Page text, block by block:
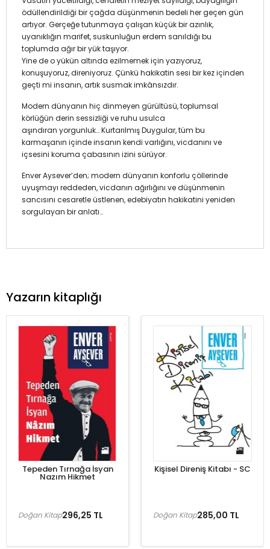
ödüllendirildiği bir çağda düşünmenin bedeli her geçen gün
artıyor. Gerçeğe tutunmaya çalışan küçük bir azınlık,
uyanıklığın marifet, suskunluğun erdem sanıldığı bu
toplumda ağır bir yük taşıyor.
Yine de o yükün altında ezilmemek için yazıyoruz,
konuşuyoruz, direniyoruz. Çünkü hakikatin sesi bir kez içinden
geçti mi insanın, artık susmak imkânsızdır.
Modern dünyanın hiç dinmeyen gürültüsü, toplumsal
körlüğün derin sessizliği ve ruhu usulca
aşındıran yorgunluk… Kurtarılmış Duygular, tüm bu
karmaşanın içinde insanın kendi varlığını, vicdanını ve
içsesini koruma çabasının izini sürüyor.
Enver Aysever’den; modern dünyanın konforlu çöllerinde
uyuşmayı reddeden, vicdanın ağırlığını ve düşünmenin
sancısını cesaretle üstlenen, edebiyatın hakikatini yeniden
sorgulayan bir anlatı…
Yazarın kitaplığı
Tepeden Tırnağa İsyan
Nazım Hikmet
296,25 TL
Doğan Kitap
Kişisel Direniş Kitabı - SC
285,00 TL
Doğan Kitap